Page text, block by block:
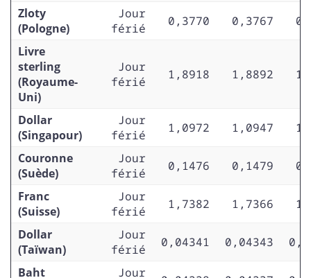
Zloty
(Pologne)
Jour
férié
0,3770 0,3767
Livre
sterling
(Royaume-
Uni)
Jour
férié
1,8918 1,8892
Dollar
(Singapour)
Jour
férié
1,0972 1,0947
Couronne
(Suède)
Jour
férié
0,1476 0,1479
Franc
(Suisse)
Jour
férié
1,7382 1,7366
Dollar
(Taïwan)
Jour
férié
0,04341 0,04343
Baht
Jour